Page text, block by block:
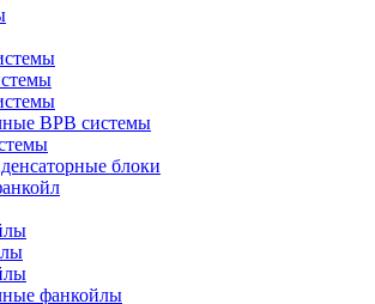
ВРВ системы
блоки
фанкойлы